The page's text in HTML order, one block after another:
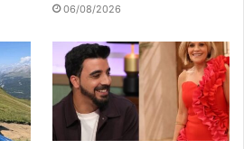
06/08/2026